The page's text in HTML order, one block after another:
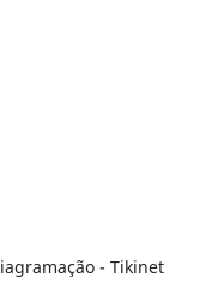
- Tikinet